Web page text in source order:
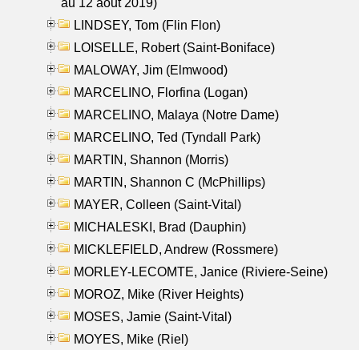
LINDSEY, Tom (Flin Flon)
LOISELLE, Robert (Saint-Boniface)
MALOWAY, Jim (Elmwood)
MARCELINO, Florfina (Logan)
MARCELINO, Malaya (Notre Dame)
MARCELINO, Ted (Tyndall Park)
MARTIN, Shannon (Morris)
MARTIN, Shannon C (McPhillips)
MAYER, Colleen (Saint-Vital)
MICHALESKI, Brad (Dauphin)
MICKLEFIELD, Andrew (Rossmere)
MORLEY-LECOMTE, Janice (Riviere-Seine)
MOROZ, Mike (River Heights)
MOSES, Jamie (Saint-Vital)
MOYES, Mike (Riel)